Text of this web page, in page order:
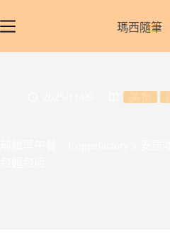
至
瑪西隨筆